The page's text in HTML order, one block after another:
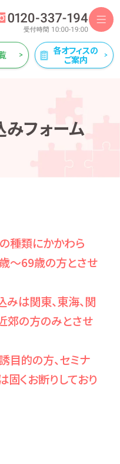
各オフィスの
ご案内
フォーム
種類にかかわら
歳～69歳の方とさせ
は関東、東海、関
郊の方のみとさせ
目的の方、セミナ
くお断りしており